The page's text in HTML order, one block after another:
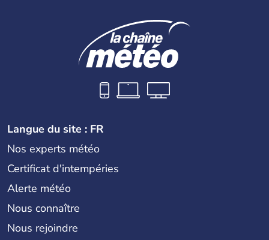
Langue du site : FR
Nos experts météo
Certificat d'intempéries
Alerte météo
Nous connaître
Nous rejoindre